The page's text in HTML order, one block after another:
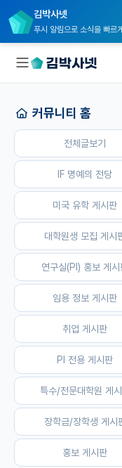
김박사넷
푸시 알림으로 소식을 빠르게
대학원생 모집
국내대학원 정보
연구실&오픈랩
커뮤니티
커뮤니티 홈
전체글보기
베스트 게시판
IF 명예의전당
자유 게시판(아무
미국 유학 게시판
미국 대학원 합격
대학원생 모집 게시
대학원 합격 후기 게
커뮤니티 홈
전체글보기
IF 명예의 전당
미국 유학 게시판
대학원생 모집 게시
연구실(PI) 홍보 게시
임용 정보 게시판
취업 게시판
PI 전용 게시판
특수/전문대학원 게
장학금/장학생 게시
홍보 게시판
홈 전체글보기